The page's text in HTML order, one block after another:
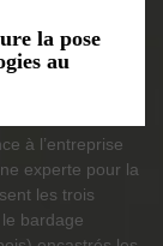
la pose
au
à l’entreprise
experte pour la
les trois
bardage